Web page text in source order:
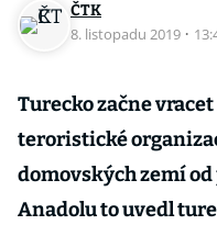
ČTK
8. listopadu 2019 ·
Turecko začne
teroristické
domovských zemí
Anadolu to uvedl